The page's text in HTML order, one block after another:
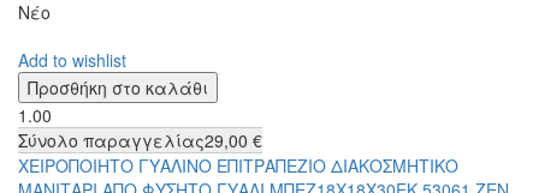
Νέο
Add to wishlist
1.00
Σύνολο παραγγελίας29,00 €
ΧΕΙΡΟΠΟΙΗΤΟ ΓΥΑΛΙΝΟ ΕΠΙΤΡΑΠΕΖΙΟ ΔΙΑΚΟΣΜΗΤΙΚΟ